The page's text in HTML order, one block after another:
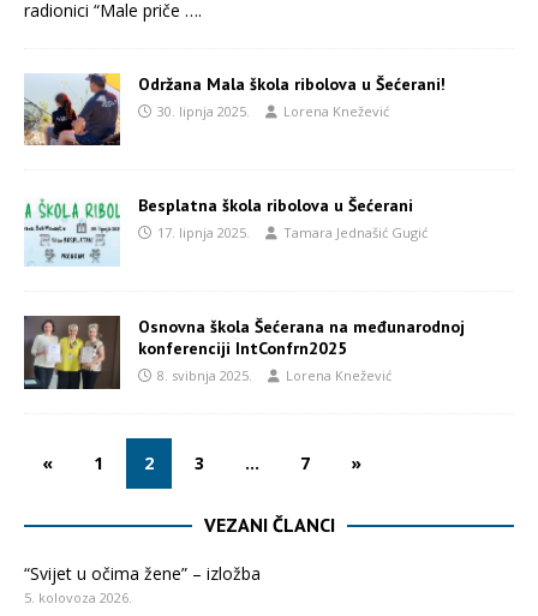
radionici “Male priče ….
Održana Mala škola ribolova u Šećerani!
30. lipnja 2025. Lorena Knežević
Besplatna škola ribolova u Šećerani
17. lipnja 2025. Tamara Jednašić Gugić
Osnovna škola Šećerana na međunarodnoj
konferenciji IntConfrn2025
8. svibnja 2025. Lorena Knežević
« 1 2 3 … 7 »
VEZANI ČLANCI
“Svijet u očima žene” – izložba
5. kolovoza 2026.